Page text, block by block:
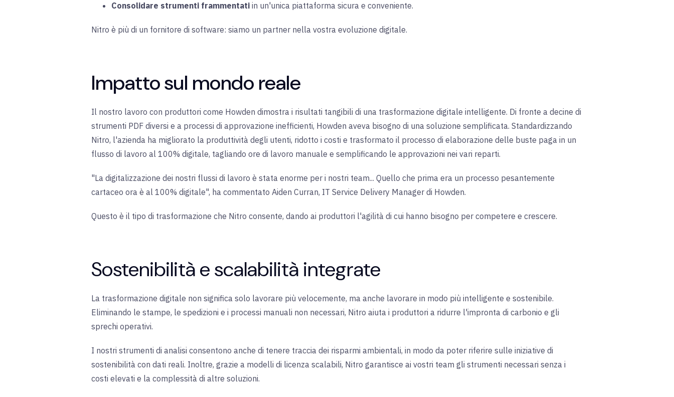
Consolidare strumenti frammentati in un'unica piattaforma sicura e conveniente.
Nitro è più di un fornitore di software: siamo un partner nella vostra evoluzione digitale.
Impatto sul mondo reale
Il nostro lavoro con produttori come Howden dimostra i risultati tangibili di una trasformazione digitale intelligente. Di fronte a decine di
strumenti PDF diversi e a processi di approvazione inefficienti, Howden aveva bisogno di una soluzione semplificata. Standardizzando
Nitro, l'azienda ha migliorato la produttività degli utenti, ridotto i costi e trasformato il processo di elaborazione delle buste paga in un
flusso di lavoro al 100% digitale, tagliando ore di lavoro manuale e semplificando le approvazioni nei vari reparti.
"La digitalizzazione dei nostri flussi di lavoro è stata enorme per i nostri team... Quello che prima era un processo pesantemente
cartaceo ora è al 100% digitale", ha commentato Aiden Curran, IT Service Delivery Manager di Howden.
Questo è il tipo di trasformazione che Nitro consente, dando ai produttori l'agilità di cui hanno bisogno per competere e crescere.
Sostenibilità e scalabilità integrate
La trasformazione digitale non significa solo lavorare più velocemente, ma anche lavorare in modo più intelligente e sostenibile.
Eliminando le stampe, le spedizioni e i processi manuali non necessari, Nitro aiuta i produttori a ridurre l'impronta di carbonio e gli
sprechi operativi.
I nostri strumenti di analisi consentono anche di tenere traccia dei risparmi ambientali, in modo da poter riferire sulle iniziative di
sostenibilità con dati reali. Inoltre, grazie a modelli di licenza scalabili, Nitro garantisce ai vostri team gli strumenti necessari senza i
costi elevati e la complessità di altre soluzioni.